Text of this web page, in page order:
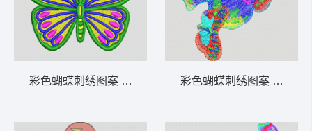
彩色蝴蝶刺绣图案 蝴蝶 彩色蝴蝶刺绣图案 蝴蝶